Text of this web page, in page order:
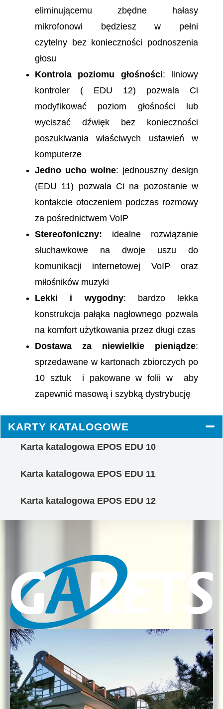
eliminującemu zbędne hałasy
mikrofonowi będziesz w pełni
czytelny bez konieczności podnoszenia
głosu
Kontrola poziomu głośności: liniowy
kontroler ( EDU 12) pozwala Ci
modyfikować poziom głośności lub
wyciszać dźwięk bez konieczności
poszukiwania właściwych ustawień w
komputerze
Jedno ucho wolne: jednouszny design
(EDU 11) pozwala Ci na pozostanie w
kontakcie otoczeniem podczas rozmowy
za pośrednictwem VoIP
Stereofoniczny: idealne rozwiązanie
słuchawkowe na dwoje uszu do
komunikacji internetowej VoIP oraz
miłośników muzyki
Lekki i wygodny: bardzo lekka
konstrukcja pałąka nagłownego pozwala
na komfort użytkowania przez długi czas
Dostawa za niewielkie pieniądze:
sprzedawane w kartonach zbiorczych po
10 sztuk i pakowane w folii w aby
zapewnić masową i szybką dystrybucję
KARTY KATALOGOWE
Karta katalogowa EPOS EDU 10
Karta katalogowa EPOS EDU 11
Karta katalogowa EPOS EDU 12